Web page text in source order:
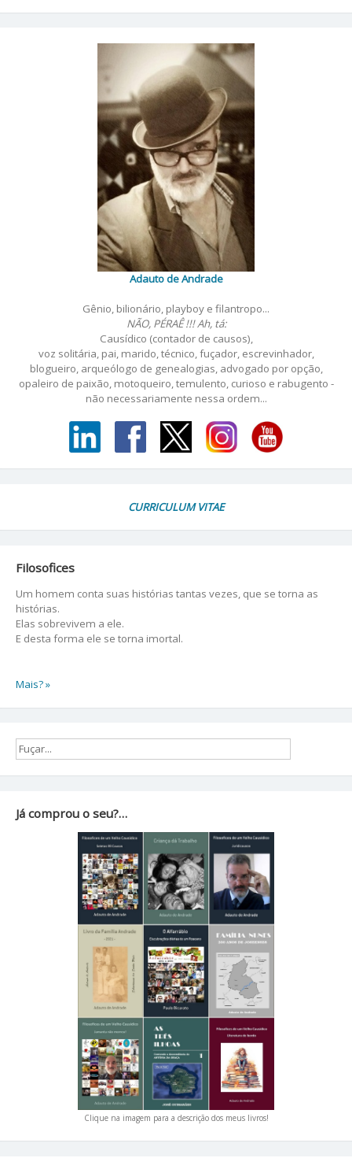
Adauto de Andrade
Gênio, bilionário, playboy e filantropo...
NÃO, PÉRAÊ !!! Ah, tá:
Causídico (contador de causos),
voz solitária, pai, marido, técnico, fuçador, escrevinhador,
blogueiro, arqueólogo de genealogias, advogado por opção,
opaleiro de paixão, motoqueiro, temulento, curioso e rabugento -
não necessariamente nessa ordem...
CURRICULUM VITAE
Filosofices
Um homem conta suas histórias tantas vezes, que se torna as
histórias.
Elas sobrevivem a ele.
E desta forma ele se torna imortal.
Mais? »
Já comprou o seu?…
Clique na imagem para a descrição dos meus livros!